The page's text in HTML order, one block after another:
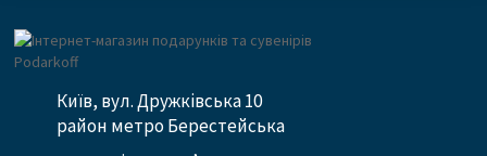
Київ, вул. Дружківська 10
район метро Берестейська